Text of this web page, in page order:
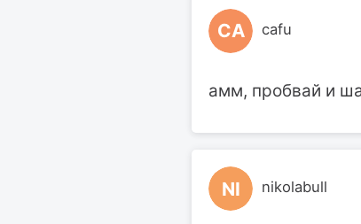
CA cafu
амм, пробвай и
NI nikolabull